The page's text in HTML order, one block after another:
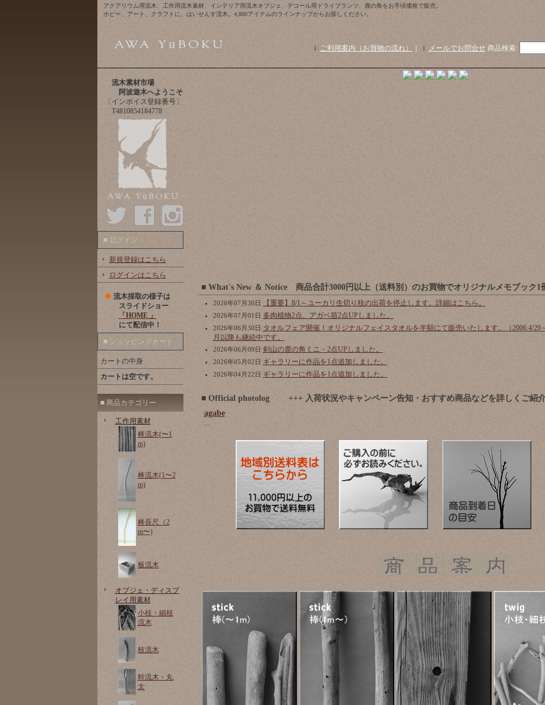
アクアリウム用流木、工作用流木素材、インテリア用流木オブジェ、デコール用ドライプランツ、鹿の角をお手頃価格で販売。
ホビー、アート、クラフトに、はいせんす流木。4,800アイテムのラインナップからお探しください。
ご利用案内（お買物の流れ） ｜ メールでお問合せ 商品検索:
流木素材市場
阿波遊木へようこそ
〔インボイス登録番号〕
T4810854184778
■ ログイン
新規登録はこちら
ログインはこちら
◆流木採取の様子は
スライドショー
「HOME 」
にて配信中！
■ ショッピングカート
カートの中身
カートは空です。
■ 商品カテゴリー
工作用素材
棒流木(〜1
m)
棒流木(1〜2
m)
棒長尺（2
m〜)
板流木
オブジェ・ディスプ
レイ用素材
小枝・細枝
流木
枝流木
幹流木・丸
太
■ What's New ＆ Notice 商品合計3000円以上（送料別）のお買物でオリジナルメモブック1
2026年07月30日 【重要】8/1～ユーカリ生切り枝の出荷を停止します。詳細はこちら。
2026年07月01日 多肉植物2点、アガベ苗2点UPしました。
2026年06月30日 タオルフェア開催！オリジナルフェイスタオルを半額にて販売いたします。（2006.4/
月以降も継続中です。
2026年06月09日 剣山の鹿の角ミニ・2点UPしました。
2026年05月02日 ギャラリーに作品を1点追加しました。
2026年04月22日 ギャラリーに作品を1点追加しました。
■ Official photolog +++ 入荷状況やキャンペーン告知・おすすめ商品などを詳しくご紹
agabe
...